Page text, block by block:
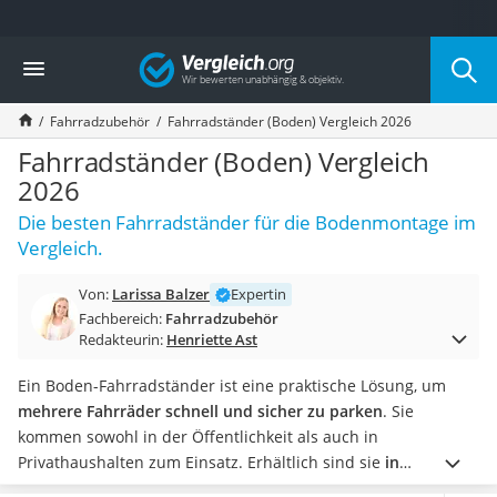
Die beliebtesten Vergleiche nach Kategorie
Freizeit & Sport
Gartentrampolin
Trampolin
Metalldetektor
Eufab-Fahrradträger
Trampolin 366 cm
Fahrradschloss
Aluminium-Koffer
Air Bike
E-Bike-Dreirad
Trekkingschuhe Herren
Reisetasche mit Rollen
Klimmzugstation
Koffer
Nachtsichtgerät
Faltschloss
Vergleich
Fahrradzubehör Fahrradständer (Boden) Vergleich 2026
Fahrradständer (Boden) Vergleich
2026
Die besten Fahrradständer für die Bodenmontage im
Vergleich.
Von: Larissa Balzer
Expertin
Fachbereich: Fahrradzubehör
Redakteurin: Henriette Ast
Ein Boden-Fahrradständer ist eine praktische Lösung, um
mehrere Fahrräder schnell und sicher zu parken. Sie
kommen sowohl in der Öffentlichkeit als auch in
Privathaushalten zum Einsatz. Erhältlich sind sie in
verschiedenen Größenmit einer variierenden Anzahl an